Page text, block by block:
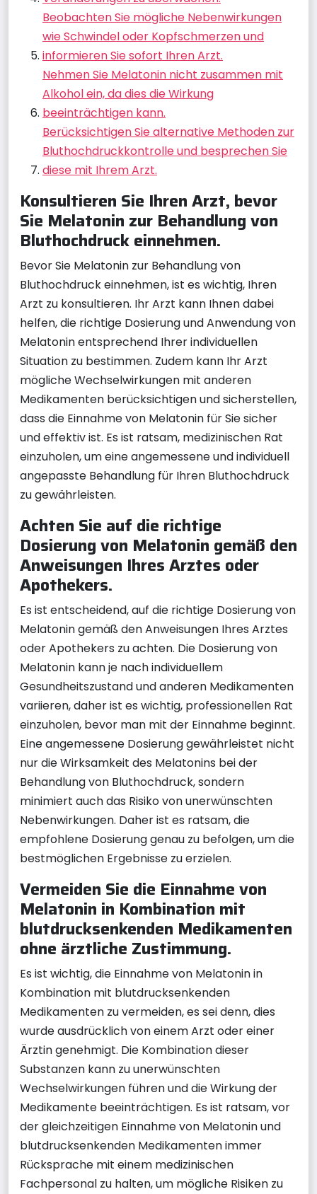
Beobachten Sie mögliche Nebenwirkungen
wie Schwindel oder Kopfschmerzen und
informieren Sie sofort Ihren Arzt.
Nehmen Sie Melatonin nicht zusammen mit
Alkohol ein, da dies die Wirkung
beeinträchtigen kann.
Berücksichtigen Sie alternative Methoden zur
Bluthochdruckkontrolle und besprechen Sie
diese mit Ihrem Arzt.
Konsultieren Sie Ihren Arzt, bevor
Sie Melatonin zur Behandlung von
Bluthochdruck einnehmen.
Bevor Sie Melatonin zur Behandlung von
Bluthochdruck einnehmen, ist es wichtig, Ihren
Arzt zu konsultieren. Ihr Arzt kann Ihnen dabei
helfen, die richtige Dosierung und Anwendung von
Melatonin entsprechend Ihrer individuellen
Situation zu bestimmen. Zudem kann Ihr Arzt
mögliche Wechselwirkungen mit anderen
Medikamenten berücksichtigen und sicherstellen,
dass die Einnahme von Melatonin für Sie sicher
und effektiv ist. Es ist ratsam, medizinischen Rat
einzuholen, um eine angemessene und individuell
angepasste Behandlung für Ihren Bluthochdruck
zu gewährleisten.
Achten Sie auf die richtige
Dosierung von Melatonin gemäß den
Anweisungen Ihres Arztes oder
Apothekers.
Es ist entscheidend, auf die richtige Dosierung von
Melatonin gemäß den Anweisungen Ihres Arztes
oder Apothekers zu achten. Die Dosierung von
Melatonin kann je nach individuellem
Gesundheitszustand und anderen Medikamenten
variieren, daher ist es wichtig, professionellen Rat
einzuholen, bevor man mit der Einnahme beginnt.
Eine angemessene Dosierung gewährleistet nicht
nur die Wirksamkeit des Melatonins bei der
Behandlung von Bluthochdruck, sondern
minimiert auch das Risiko von unerwünschten
Nebenwirkungen. Daher ist es ratsam, die
empfohlene Dosierung genau zu befolgen, um die
bestmöglichen Ergebnisse zu erzielen.
Vermeiden Sie die Einnahme von
Melatonin in Kombination mit
blutdrucksenkenden Medikamenten
ohne ärztliche Zustimmung.
Es ist wichtig, die Einnahme von Melatonin in
Kombination mit blutdrucksenkenden
Medikamenten zu vermeiden, es sei denn, dies
wurde ausdrücklich von einem Arzt oder einer
Ärztin genehmigt. Die Kombination dieser
Substanzen kann zu unerwünschten
Wechselwirkungen führen und die Wirkung der
Medikamente beeinträchtigen. Es ist ratsam, vor
der gleichzeitigen Einnahme von Melatonin und
blutdrucksenkenden Medikamenten immer
Rücksprache mit einem medizinischen
Fachpersonal zu halten, um mögliche Risiken zu